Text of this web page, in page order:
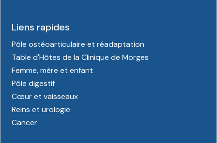
Liens rapides
Pôle ostéoarticulaire et réadaptation
Table d'Hôtes de la Clinique de Morges
Femme, mère et enfant
Pôle digestif
Cœur et vaisseaux
Reins et urologie
Cancer